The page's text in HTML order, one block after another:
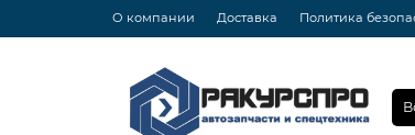
О компании Доставка Политика